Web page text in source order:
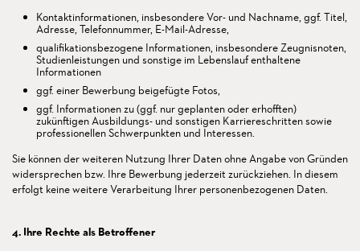
Kontaktinformationen, insbesondere Vor- und Nachname, ggf. Titel,
Adresse, Telefonnummer, E-Mail-Adresse,
qualifikationsbezogene Informationen, insbesondere Zeugnisnoten,
Studienleistungen und sonstige im Lebenslauf enthaltene
Informationen
ggf. einer Bewerbung beigefügte Fotos,
ggf. Informationen zu (ggf. nur geplanten oder erhofften)
zukünftigen Ausbildungs- und sonstigen Karriereschritten sowie
professionellen Schwerpunkten und Interessen.
Sie können der weiteren Nutzung Ihrer Daten ohne Angabe von Gründen
widersprechen bzw. Ihre Bewerbung jederzeit zurückziehen. In diesem
erfolgt keine weitere Verarbeitung Ihrer personenbezogenen Daten.
4. Ihre Rechte als Betroffener